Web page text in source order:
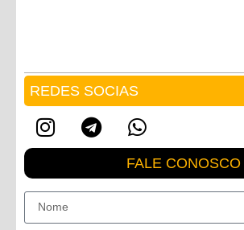
REDES SOCIAS
FALE CONOSCO